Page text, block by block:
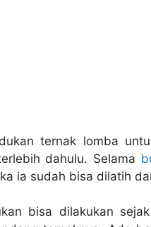
ternak lomba
dahulu. Selama
ia sudah bisa dilatih
bisa dilakukan